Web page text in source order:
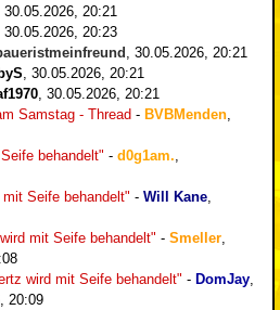
30.05.2026, 20:21
30.05.2026, 20:23
30.05.2026, 20:21
30.05.2026, 20:21
30.05.2026, 20:21
Samstag - Thread - BVBMenden
behandelt" - d0g1am.
Seife behandelt" - Will Kane
mit Seife behandelt" - Smeller
wird mit Seife behandelt" - DomJay
20:09